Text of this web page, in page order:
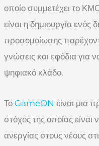
οποίο συμμετέχει το
είναι η δημιουργία ενός
προσομοίωσης
γνώσεις και εφόδια για
ψηφιακό κλάδο.
Το GameON είναι μια
στόχος της οποίας
ανεργίας στους νέους